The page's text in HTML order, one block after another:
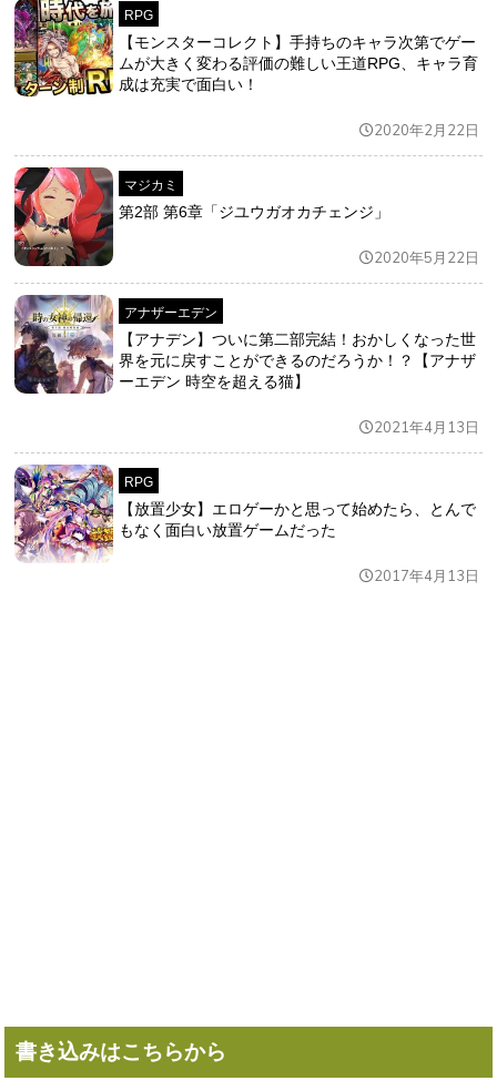
RPG
【モンスターコレクト】手持ちのキャラ次第でゲー
ムが大きく変わる評価の難しい王道RPG、キャラ育
成は充実で面白い！
2020年2月22日
マジカミ
第2部 第6章「ジユウガオカチェンジ」
2020年5月22日
アナザーエデン
【アナデン】ついに第二部完結！おかしくなった世
界を元に戻すことができるのだろうか！？【アナザ
ーエデン 時空を超える猫】
2021年4月13日
RPG
【放置少女】エロゲーかと思って始めたら、とんで
もなく面白い放置ゲームだった
2017年4月13日
書き込みはこちらから